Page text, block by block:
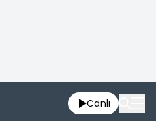
Canlı